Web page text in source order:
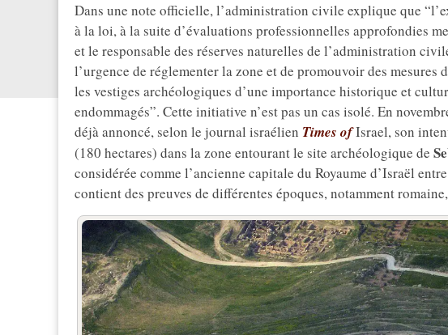
Dans une note officielle, l’administration civile explique que
à la loi, à la suite d’évaluations professionnelles approfondies
et le responsable des réserves naturelles de l’administration
l’urgence de réglementer la zone et de promouvoir des mesures
les vestiges archéologiques d’une importance historique et
endommagés”. Cette initiative n’est pas un cas isolé. En
déjà annoncé, selon le journal israélien Times ofIsrael, son
(180 hectares) dans la zone entourant le site archéologique de
considérée comme l’ancienne capitale du Royaume d’Israël
contient des preuves de différentes époques, notamment